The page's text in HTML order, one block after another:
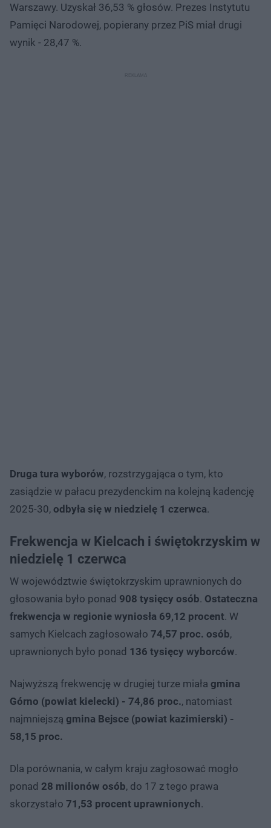
Warszawy. Uzyskał 36,53 % głosów. Prezes Instytutu
Pamięci Narodowej, popierany przez PiS miał drugi
wynik - 28,47 %.
Druga tura wyborów, rozstrzygająca o tym, kto
zasiądzie w pałacu prezydenckim na kolejną kadencję
2025-30, odbyła się w niedzielę 1 czerwca.
Frekwencja w Kielcach i świętokrzyskim w
niedzielę 1 czerwca
W województwie świętokrzyskim uprawnionych do
głosowania było ponad 908 tysięcy osób. Ostateczna
frekwencja w regionie wyniosła 69,12 procent. W
samych Kielcach zagłosowało 74,57 proc. osób,
uprawnionych było ponad 136 tysięcy wyborców.
Najwyższą frekwencję w drugiej turze miała gmina
Górno (powiat kielecki) - 74,86 proc., natomiast
najmniejszą gmina Bejsce (powiat kazimierski) -
58,15 proc.
Dla porównania, w całym kraju zagłosować mogło
ponad 28 milionów osób, do 17 z tego prawa
skorzystało 71,53 procent uprawnionych.